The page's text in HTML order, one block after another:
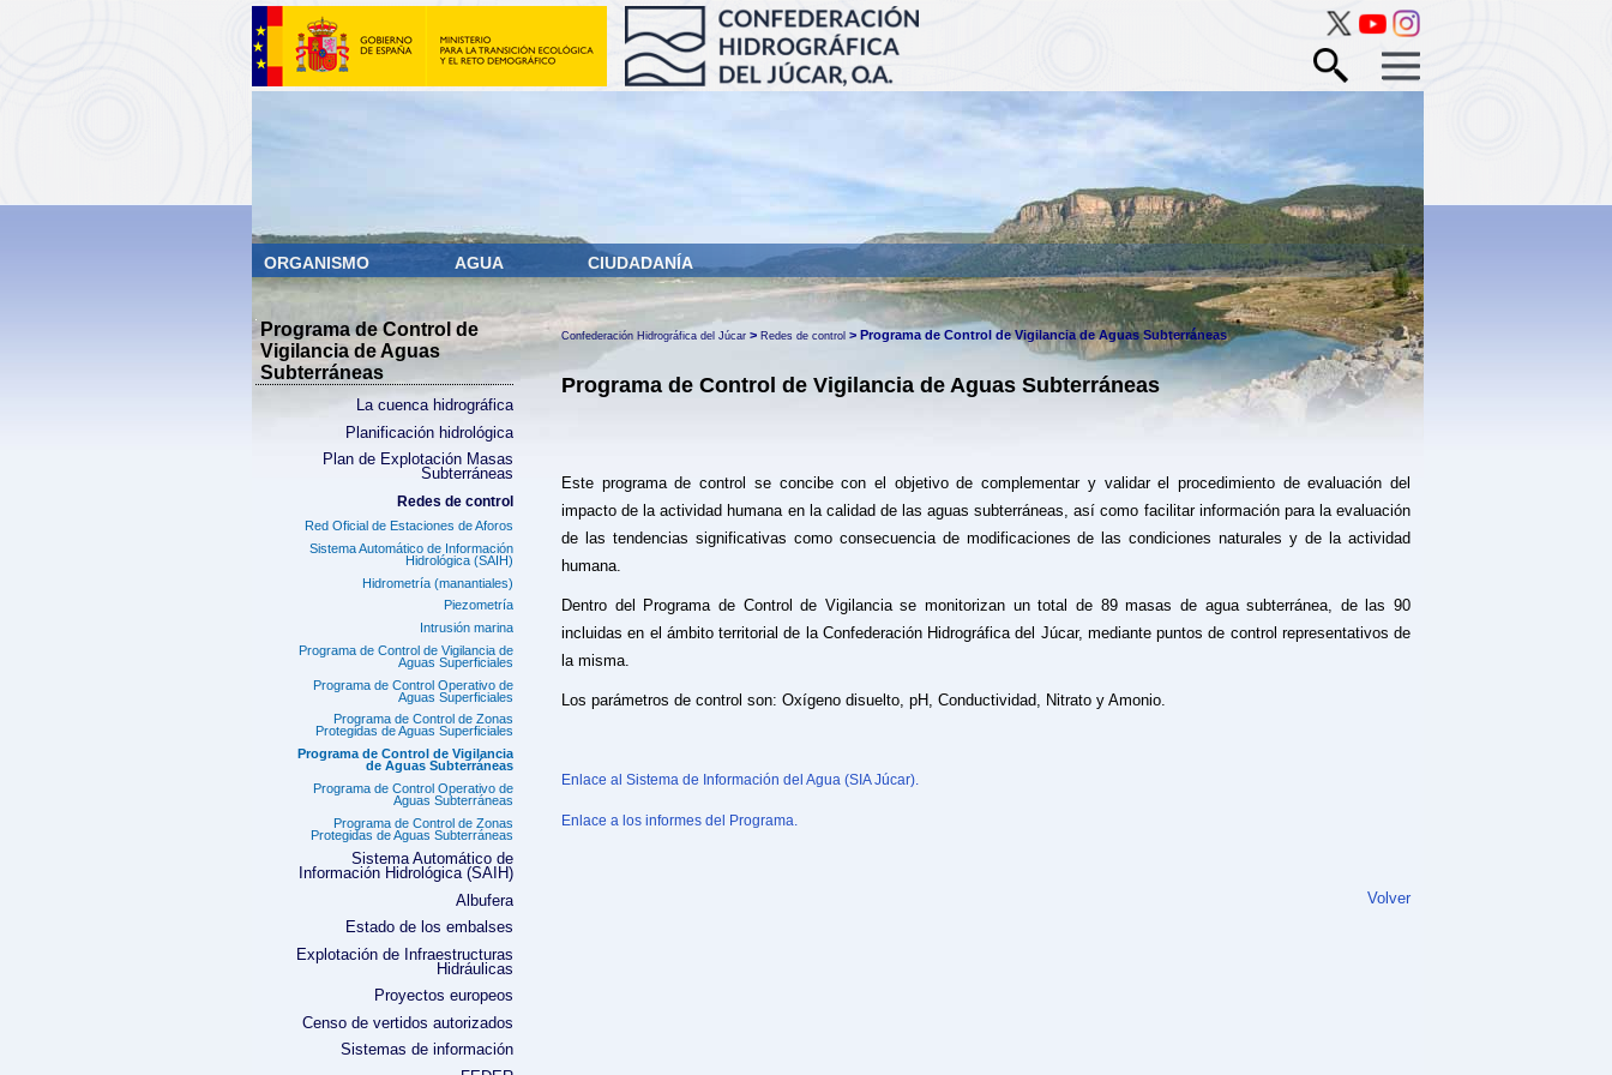
ORGANISMO AGUA CIUDADANÍA
Programa de Control de
Vigilancia de Aguas
Subterráneas
La cuenca hidrográfica
Planificación hidrológica
Plan de Explotación Masas
Subterráneas
Redes de control
Red Oficial de Estaciones de Aforos
Sistema Automático de Información
Hidrológica (SAIH)
Hidrometría (manantiales)
Piezometría
Intrusión marina
Programa de Control de Vigilancia de
Aguas Superficiales
Programa de Control Operativo de
Aguas Superficiales
Programa de Control de Zonas
Protegidas de Aguas Superficiales
Programa de Control de Vigilancia
de Aguas Subterráneas
Programa de Control Operativo de
Aguas Subterráneas
Programa de Control de Zonas
Protegidas de Aguas Subterráneas
Sistema Automático de
Información Hidrológica (SAIH)
Albufera
Estado de los embalses
Explotación de Infraestructuras
Hidráulicas
Proyectos europeos
Censo de vertidos autorizados
Sistemas de información
Confederación Hidrográfica del Júcar >Redes de control > Programa de Control de Vigilancia de Aguas Subterráneas
Programa de Control de Vigilancia de Aguas Subterráneas
​​Este programa de control se concibe con el objetivo de complementar y validar el procedimiento de evaluación del
impacto de la actividad humana en la calidad de las aguas subterráneas, así como facilitar información para la evaluación
de las tendencias significativas como consecuencia de modificaciones de las condiciones naturales y de la actividad
humana.
Dentro del Programa de Control de Vigilancia se monitorizan un total de 89 masas de agua subterránea, de las 90
incluidas en el ámbito territorial de la Confederación Hidrográfica del Júcar, mediante puntos de control representativos de
la misma.
Los parámetros de control son: Oxígeno disuelto, pH, Conductividad, Nitrato y Amonio.
Enlace al Sistema de Información del Agua (SIA Júcar).
Enlace a los informes del Programa.​
Volver